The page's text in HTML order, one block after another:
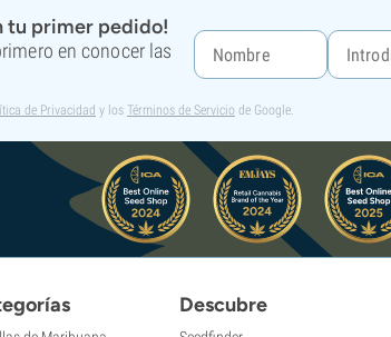
tu primer pedido!
en conocer las
de Privacidad y los Términos de Servicio de Google.
Descubre